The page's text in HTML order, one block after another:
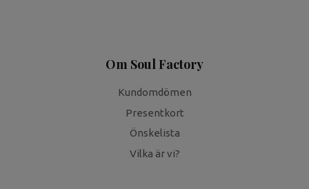
Om Soul Factory
Kundomdömen
Presentkort
Önskelista
Vilka är vi?